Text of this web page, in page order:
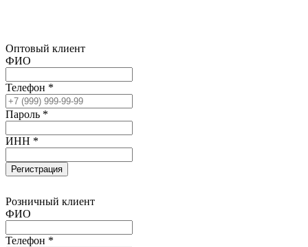
Оптовый клиент
ФИО
Телефон *
Пароль *
ИНН *
Регистрация
Розничный клиент
ФИО
Телефон *